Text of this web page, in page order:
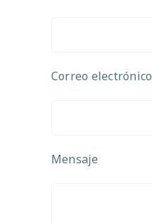
Correo electrónico
Mensaje